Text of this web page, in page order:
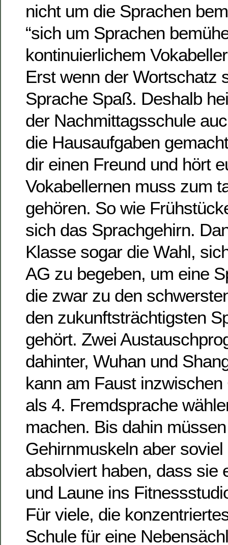
nicht um die Sprachen
“sich um Sprachen
kontinuierlichem
Erst wenn der Wortschatz
Sprache Spaß. Deshalb
der Nachmittagsschule
die Hausaufgaben
dir einen Freund und hört
Vokabellernen muss zum
gehören. So wie
sich das Sprachgehirn.
Klasse sogar die Wahl,
AG zu begeben, um eine
die zwar zu den
den zukunftsträchtigsten
gehört. Zwei
dahinter, Wuhan und
kann am Faust
als 4. Fremdsprache
machen. Bis dahin
Gehirnmuskeln aber
absolviert haben, dass sie
und Laune ins
Für viele, die
Schule für eine